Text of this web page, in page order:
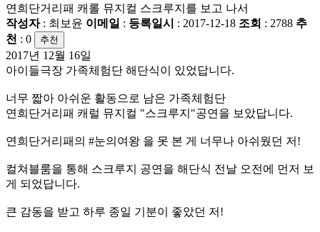
연희단거리패 캐롤 뮤지컬 스크루지를 보고 나서
작성자: 최보윤 이메일 : 등록일시 : 2017-12-18 조회 : 2788 추
천 : 0 추천
2017년 12월 16일
아이들극장 가족체험단 해단식이 있었답니다.
너무 짧아 아쉬운 활동으로 남은 가족체험단
연희단거리패 캐럴 뮤지컬 "스크루지"공연을 보았답니다.
연희단거리패의 #눈의여왕 을 못 본 게 너무나 아쉬웠던 저!
컬쳐블룸을 통해 스크루지 공연을 해단식 전날 오전에 먼저 보
게 되었답니다.
큰 감동을 받고 하루 종일 기분이 좋았던 저!